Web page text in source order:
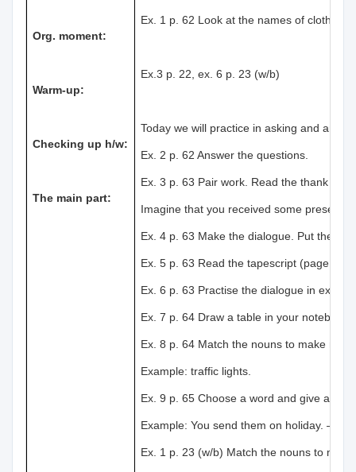
Org. moment:
Warm-up:
Checking up h/w:
The main part:
Ex. 1 p. 62 Look at the names of clothes
Ex.3 p. 22, ex. 6 p. 23 (w/b)
Today we will practice in asking and
Ex. 2 p. 62 Answer the questions.
Ex. 3 p. 63 Pair work. Read the thank
Imagine that you received some presents
Ex. 4 p. 63 Make the dialogue. Put the
Ex. 5 p. 63 Read the tapescript (page
Ex. 6 p. 63 Practise the dialogue in
Ex. 7 p. 64 Draw a table in your
Ex. 8 p. 64 Match the nouns to make new
Example: traffic lights.
Ex. 9 p. 65 Choose a word and give a
Example: You send them on holiday. –
Ex. 1 p. 23 (w/b) Match the nouns to